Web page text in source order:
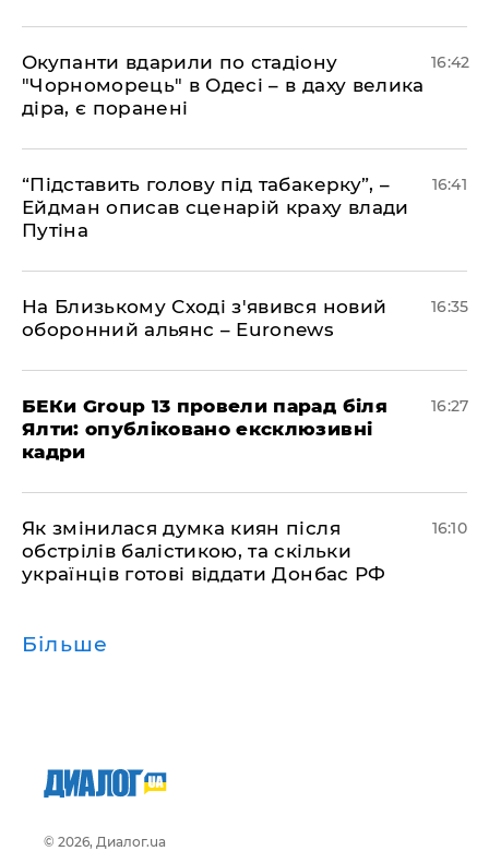
​Окупанти вдарили по стадіону
"Чорноморець" в Одесі – в даху велика
діра, є поранені
16:42
​“Підставить голову під табакерку”, –
Ейдман описав сценарій краху влади
Путіна
16:41
На Близькому Сході з'явився новий
оборонний альянс – Euronews
16:35
БЕКи Group 13 провели парад біля
Ялти: опубліковано ексклюзивні
кадри
16:27
Як змінилася думка киян після
обстрілів балістикою, та скільки
українців готові віддати Донбас РФ
16:10
Більше
© 2026, Диалог.ua